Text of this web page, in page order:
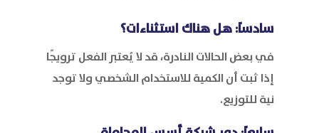
سادساً: هل هناك استثناءات؟
في بعض الحالات النادرة، قد لا يُعتبر الفعل ترويجًا
إذا ثبت أن الكمية للاستخدام الشخصي ولا توجد
نية للتوزيع.